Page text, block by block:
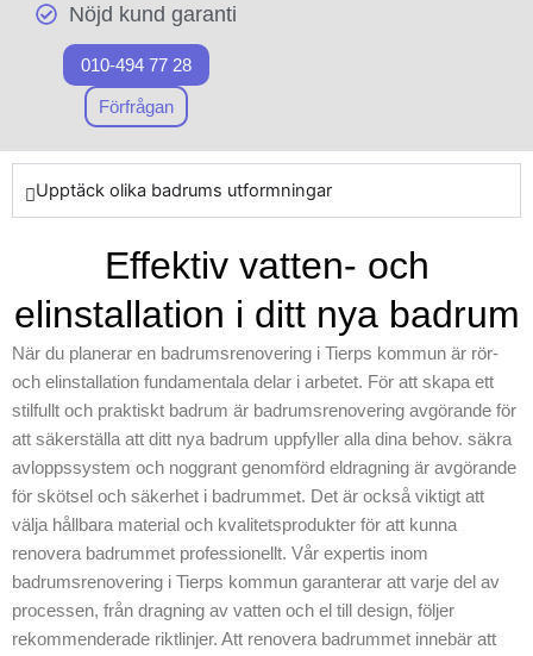
felfritt slutresultat i varje av
mot ett fräscht och modernt
upplev skillnaden med
professionell
badrumsrenovering.
badrumsrenoverin
g och vi erbjuder
högkvalitativa
produkter för ditt
projekt. När arbetet
inleds lägger vi vikt
vid att använda
toppklassiga
kreativa lösningar
för att skapa ett
praktiskt och
elegant badrum.
Vårt företag förstår
vikten av ett
korrekt
avloppsarbete, och
vi ser till att
badrummet
uppfyller alla
nödvändiga krav.
Genom att
använda
Nöjd kund garanti
010-494 77 28
Förfrågan
Upptäck olika badrums utformningar
Effektiv vatten- och
elinstallation i ditt nya badrum
När du planerar en badrumsrenovering i Tierps kommun är rör-
och elinstallation fundamentala delar i arbetet. För att skapa ett
stilfullt och praktiskt badrum är badrumsrenovering avgörande för
att säkerställa att ditt nya badrum uppfyller alla dina behov. säkra
avloppssystem och noggrant genomförd eldragning är avgörande
för skötsel och säkerhet i badrummet. Det är också viktigt att
välja hållbara material och kvalitetsprodukter för att kunna
renovera badrummet professionellt. Vår expertis inom
badrumsrenovering i Tierps kommun garanterar att varje del av
processen, från dragning av vatten och el till design, följer
rekommenderade riktlinjer. Att renovera badrummet innebär att